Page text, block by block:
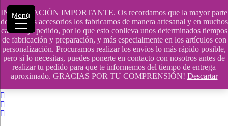
INFORMACIÓN IMPORTANTE. Os recordamos que la mayor parte
de nuestros accesorios los fabricamos de manera artesanal y en muchos
casos bajo pedido, por lo que esto conlleva unos determinados tiempos
de fabricación y preparación, y más especialmente en los artículos con
personalización. Procuramos realizar los envíos lo más rápido posible,
pero si lo necesitas, puedes ponerte en contacto con nosotros antes de
realizar tu pedido para que te informemos del tiempo de entrega
aproximado. GRACIAS POR TU COMPRENSIÓN! Descartar
Saltar
contenido
609241475 SOLO DE 10:00 a 14:00
info@hobbyaescala.com
San Fernando de Henares
10:00 - 14:00
Menú